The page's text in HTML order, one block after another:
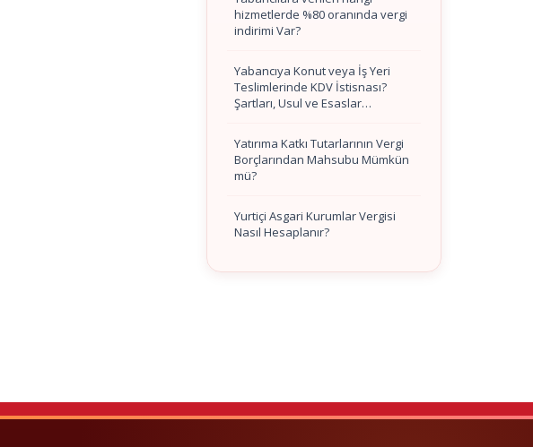
hizmetlerde %80 oranında vergi
indirimi Var?
Yabancıya Konut veya İş Yeri
Teslimlerinde KDV İstisnası?
Şartları, Usul ve Esaslar…
Yatırıma Katkı Tutarlarının Vergi
Borçlarından Mahsubu Mümkün
mü?
Yurtiçi Asgari Kurumlar Vergisi
Nasıl Hesaplanır?